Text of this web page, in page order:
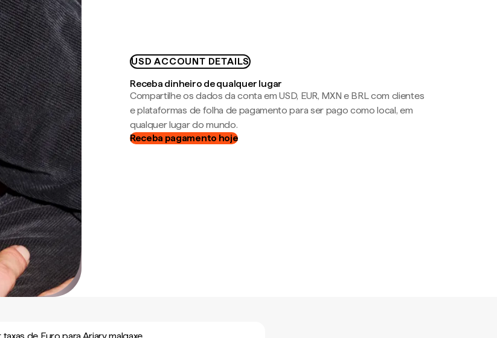
USD ACCOUNT DETAILS
Receba dinheiro de qualquer lugar
Compartilhe os dados da conta em USD, EUR, MXN e BRL com clientes
e plataformas de folha de pagamento para ser pago como local, em
qualquer lugar do mundo.
Receba pagamento hoje